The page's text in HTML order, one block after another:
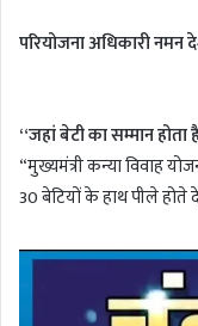
परियोजना अधिकारी
“जहां बेटी का सम्मान
“मुख्यमंत्री कन्या विवाह
30 बेटियों के हाथ पीले